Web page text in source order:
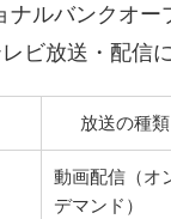
ナルバンクオ
ビ放送・配信
放送の種類
動画配信（オ
デマンド）